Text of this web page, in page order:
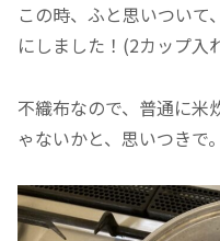
この時、ふと思いついて
にしました！(2カップ入
不織布なので、普通に米
ゃないかと、思いつきで。